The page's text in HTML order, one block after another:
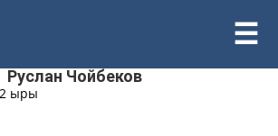
Руслан Чойбеков
2 ыры